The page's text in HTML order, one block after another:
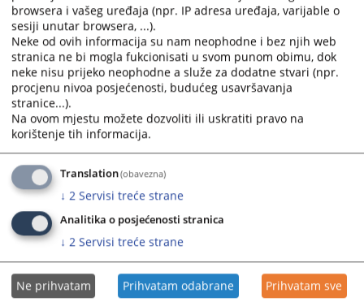
promjena namjene na lokalitetu “Topolik” i “Struka” grad Doboj,
kao i iz vodotoka rijeke Bosne na lokalitetu “Skelski prelaz-
Zečević vir” na području grada Doboja, te u namjeri
pribavljanja protivpravne imovinske koristi za privredno
društvo “Plosko” d.o.o. Osječani Donji, Doboj, protivpravno
eksploatisanu mineralnu sirovinu – prirodni šljunak i pijesak, u
kontinuitetu prodavali domaćim kupcima, na način što su
lažnim prikazivanjem i prikrivanjem činjenica neistinito
prikazali stanje i kretanje sredstava i rezultata poslovanja, a pri
sredstva koja predstavljaju javni prihod, na koji način je za
privredno društvo „Plosko“ d.o.o. Osječani Donji, Doboj
pribavljena znatna imovinska korist, dok je za Budžet Republike
Srpske i grada Doboja nastupila znatna šteta.
Prilog: Anonimizirani dispozitiv potvrđene optužnice broj: T15 0
KTPO 0030474 25 2.
browsera i vašeg uređaja (npr. IP adresa uređaja, varijable o
sesiji unutar browsera, ...).
Neke od ovih informacija su nam neophodne i bez njih web
stranica ne bi mogla fukcionisati u svom punom obimu, dok
neke nisu prijeko neophodne a služe za dodatne stvari (npr.
procjenu nivoa posjećenosti, budućeg usavršavanja
stranice...).
Na ovom mjestu možete dozvoliti ili uskratiti pravo na
korištenje tih informacija.
Translation(obavezna)
↓ 2 Servisi treće strane
Analitika o posjećenosti stranica
↓ 2 Servisi treće strane
Ne prihvatam Prihvatam odabrane Prihvatam sve